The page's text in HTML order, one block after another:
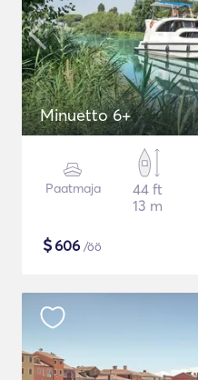
Minuetto 6+
Paatmaja
44 ft
13 m
$606 /öö